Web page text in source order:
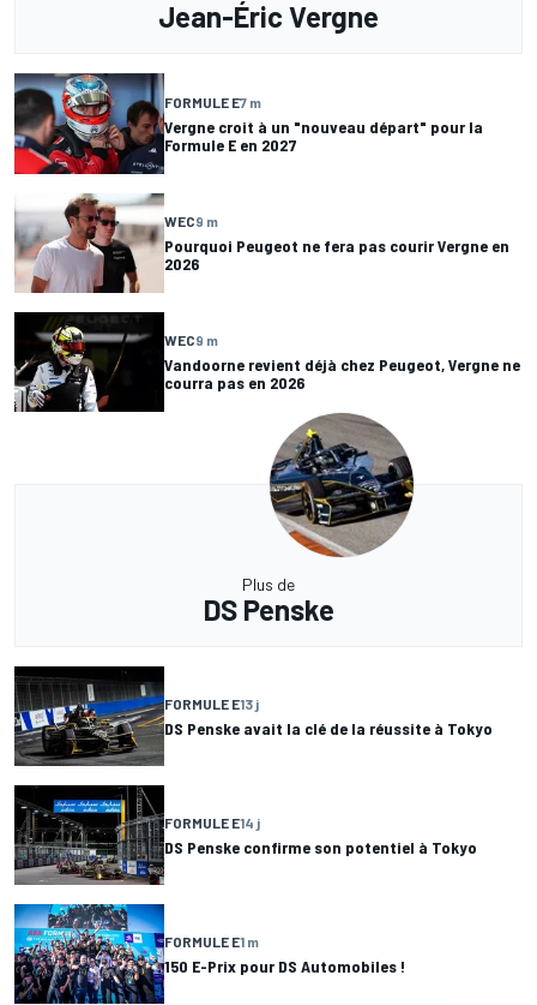
Jean-Éric Vergne
FORMULE E7 m
Vergne croit à un "nouveau départ" pour la
Formule E en 2027
WEC9 m
Pourquoi Peugeot ne fera pas courir Vergne en
2026
WEC9 m
Vandoorne revient déjà chez Peugeot, Vergne ne
courra pas en 2026
Plus de
DS Penske
FORMULE E13 j
DS Penske avait la clé de la réussite à Tokyo
FORMULE E14 j
DS Penske confirme son potentiel à Tokyo
FORMULE E1 m
150 E-Prix pour DS Automobiles !